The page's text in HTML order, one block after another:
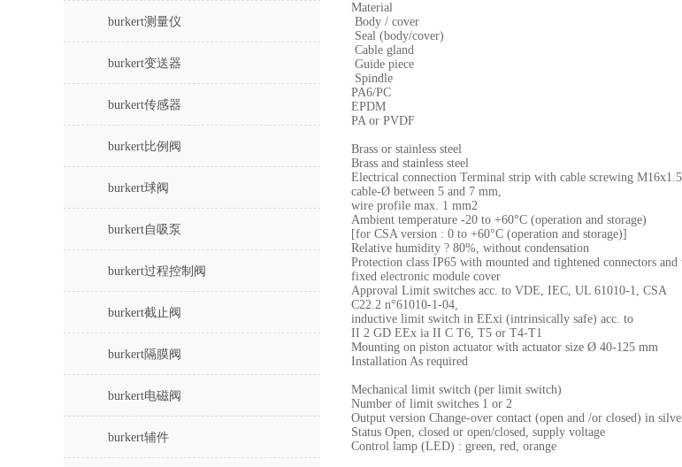
burkert测量仪
burkert变送器
burkert传感器
burkert比例阀
burkert球阀
burkert自吸泵
burkert过程控制阀
burkert截止阀
burkert隔膜阀
burkert电磁阀
burkert辅件
Material
Body / cover
Seal (body/cover)
Cable gland
Guide piece
Spindle
PA6/PC
EPDM
PA or PVDF
Brass or stainless steel
Brass and stainless steel
Electrical connection Terminal strip with cable screwing
cable-Ø between 5 and 7 mm,
wire profile max. 1 mm2
Ambient temperature -20 to +60°C (operation and storage)
[for CSA version : 0 to +60°C (operation and storage)]
Relative humidity ? 80%, without condensation
Protection class IP65 with mounted and tightened connectors
fixed electronic module cover
Approval Limit switches acc. to VDE, IEC, UL 61010-1, CSA
C22.2 n°61010-1-04,
inductive limit switch in EExi (intrinsically safe) acc. to
II 2 GD EEx ia II C T6, T5 or T4-T1
Mounting on piston actuator with actuator size Ø 40-125 mm
Installation As required
Mechanical limit switch (per limit switch)
Number of limit switches 1 or 2
Output version Change-over contact (open and /or closed) in
Status Open, closed or open/closed, supply voltage
Control lamp (LED) : green, red, orange